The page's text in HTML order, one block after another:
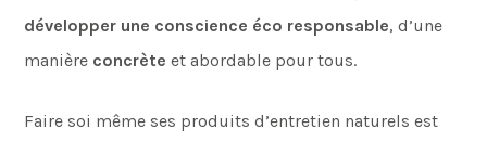
développer une conscience éco responsable, d’une
manière concrète et abordable pour tous.
Faire soi même ses produits d’entretien naturels est